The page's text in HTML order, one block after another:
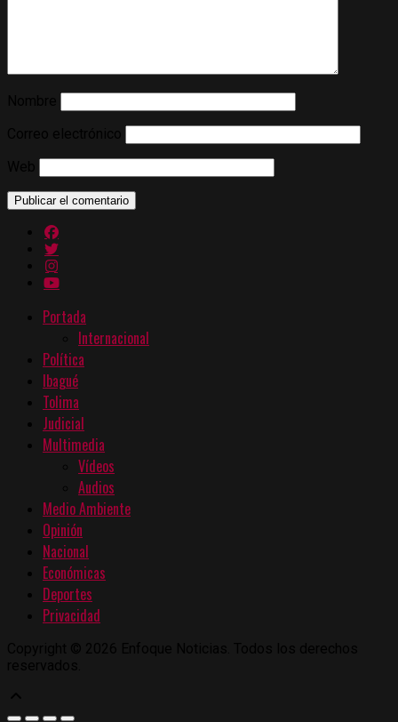
Portada
Internacional
Política
Ibagué
Tolima
Judicial
Multimedia
Vídeos
Audios
Medio Ambiente
Opinión
Nacional
Económicas
Deportes
Privacidad